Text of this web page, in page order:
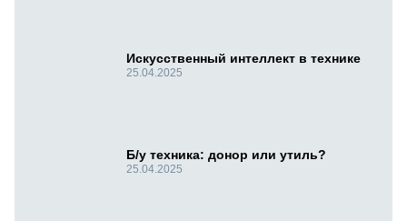
Искусственный интеллект в технике
25.04.2025
Б/у техника: донор или утиль?
25.04.2025